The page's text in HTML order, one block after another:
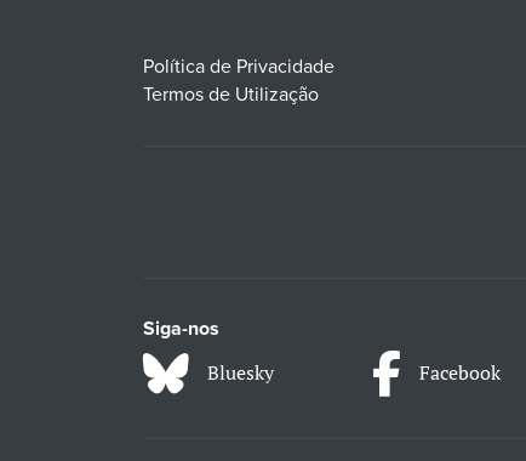
Política de Privacidade
Termos de Utilização
Siga-nos
Bluesky Facebook